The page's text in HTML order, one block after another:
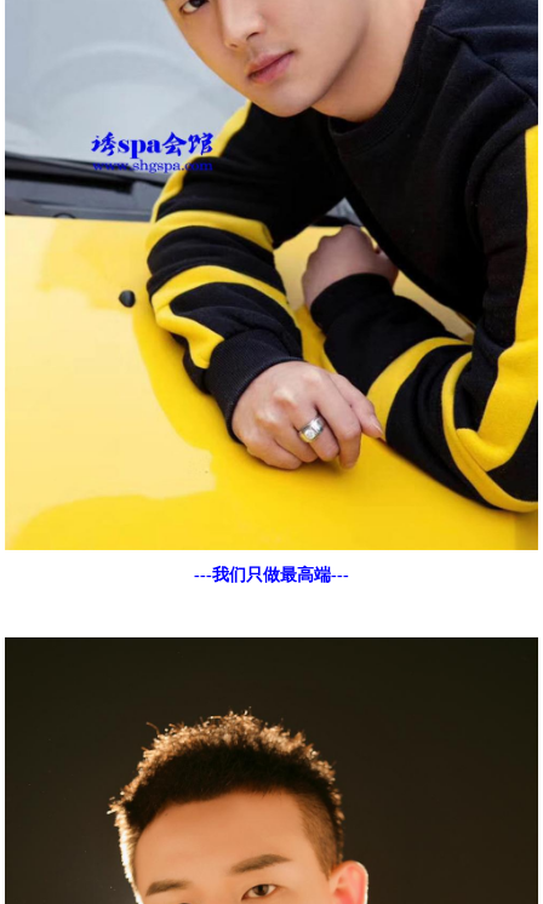
---我们只做最高端---